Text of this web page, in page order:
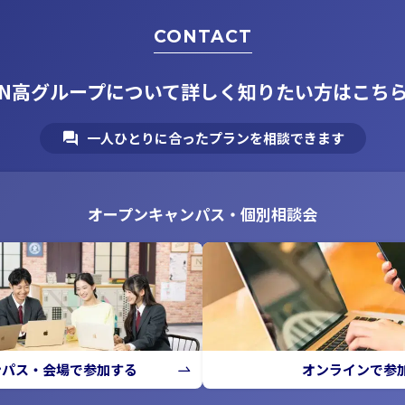
CONTACT
高グループについて詳しく知りたい方はこち
一人ひとりに合ったプランを相談できます
オープンキャンパス・個別相談会
ス・会場で参加する オンラインで参